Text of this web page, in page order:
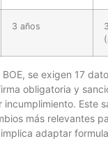
3 años
se exigen 17
obligatoria y
Este
más relevantes
adaptar